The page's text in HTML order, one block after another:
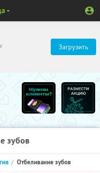
Загрузить
зубов
Отбеливание зубов